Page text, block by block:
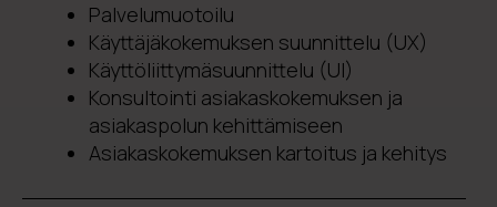
Palvelumuotoilu
Käyttäjäkokemuksen suunnittelu (UX)
Käyttöliittymäsuunnittelu (UI)
Konsultointi asiakaskokemuksen ja
asiakaspolun kehittämiseen
Asiakaskokemuksen kartoitus ja kehitys